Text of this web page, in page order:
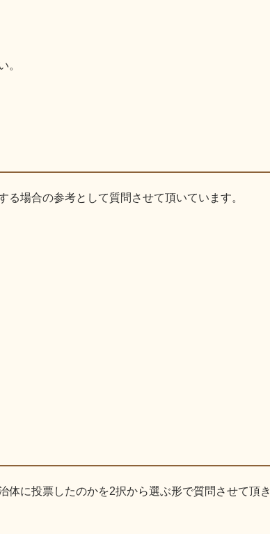
。
場合の参考として質問させて頂いています。
体に投票したのかを2択から選ぶ形で質問させて頂き